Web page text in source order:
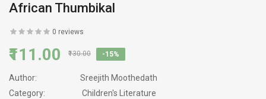
African Thumbikal
0 reviews
₹111.00 ₹130.00 -15%
Author:
Sreejith Moothedath
Category:
Children's Literature